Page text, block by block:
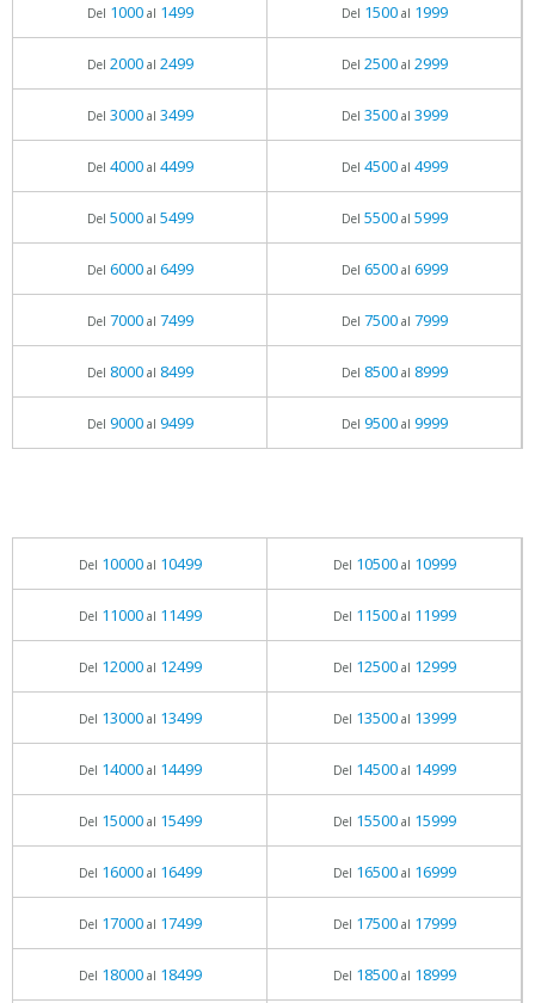
Del 1000al 1499 Del 1500al 1999
Del 2000al 2499 Del 2500al 2999
Del 3000al 3499 Del 3500al 3999
Del 4000al 4499 Del 4500al 4999
Del 5000al 5499 Del 5500al 5999
Del 6000al 6499 Del 6500al 6999
Del 7000al 7499 Del 7500al 7999
Del 8000al 8499 Del 8500al 8999
Del 9000al 9499 Del 9500al 9999
Del 10000al 10499 Del 10500al 10999
Del 11000al 11499 Del 11500al 11999
Del 12000al 12499 Del 12500al 12999
Del 13000al 13499 Del 13500al 13999
Del 14000al 14499 Del 14500al 14999
Del 15000al 15499 Del 15500al 15999
Del 16000al 16499 Del 16500al 16999
Del 17000al 17499 Del 17500al 17999
Del 18000al 18499 Del 18500al 18999